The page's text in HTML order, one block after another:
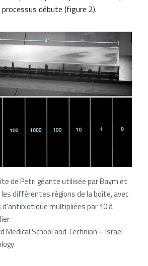
débute (figure 2).
de Petri géante utilisée par Baym et
les différentes régions de la boîte, avec
multipliées par 10 à
Medical School and Technion – Israel